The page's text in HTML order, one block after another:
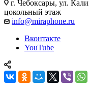
г. Чебоксары, ул.
цокольный этаж
info@miraphone.ru
Вконтакте
YouTube